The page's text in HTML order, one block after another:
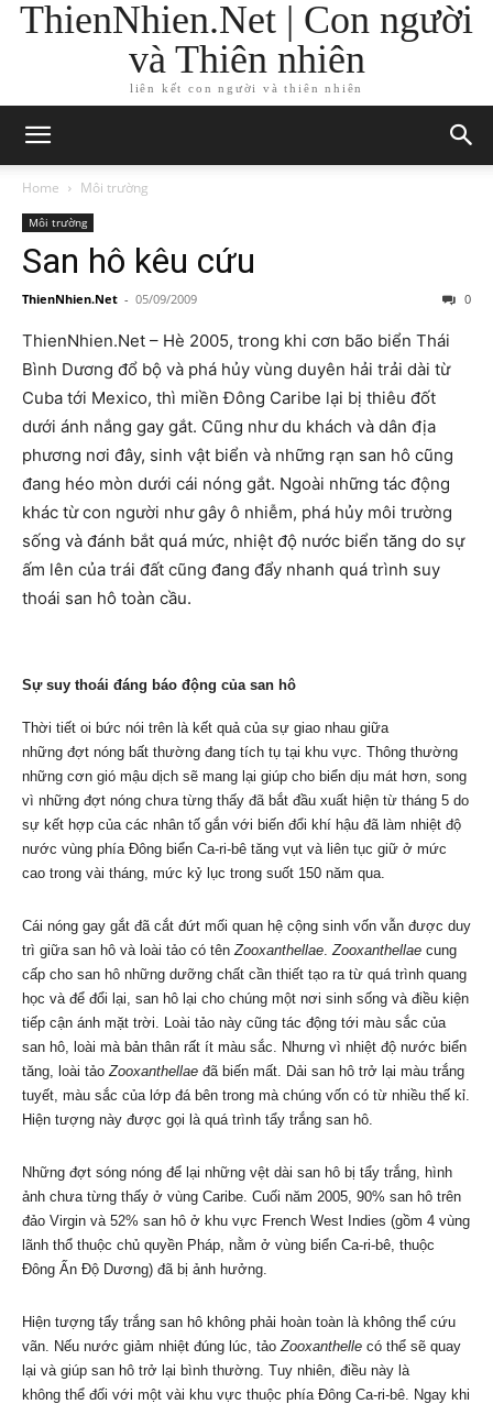
ThienNhien.Net | Con người
và Thiên nhiên
liên kết con người và thiên nhiên
Home Môi trường
Môi trường
San hô kêu cứu
ThienNhien.Net - 05/09/2009 0
ThienNhien.Net – Hè 2005, trong khi cơn bão biển Thái
Bình Dương đổ bộ và phá hủy vùng duyên hải trải dài từ
Cuba tới Mexico, thì miền Đông Caribe lại bị thiêu đốt
dưới ánh nắng gay gắt. Cũng như du khách và dân địa
phương nơi đây, sinh vật biển và những rạn san hô cũng
đang héo mòn dưới cái nóng gắt. Ngoài những tác động
khác từ con người như gây ô nhiễm, phá hủy môi trường
sống và đánh bắt quá mức, nhiệt độ nước biển tăng do sự
ấm lên của trái đất cũng đang đẩy nhanh quá trình suy
thoái san hô toàn cầu.
Sự suy thoái đáng báo động của san hô
Thời tiết oi bức nói trên là kết quả của sự giao nhau giữa
những đợt nóng bất thường đang tích tụ tại khu vực. Thông thường
những cơn gió mậu dịch sẽ mang lại giúp cho biển dịu mát hơn, song
vì những đợt nóng chưa từng thấy đã bắt đầu xuất hiện từ tháng 5 do
sự kết hợp của các nhân tố gắn với biến đổi khí hậu đã làm nhiệt độ
nước vùng phía Đông biển Ca-ri-bê tăng vụt và liên tục giữ ở mức
cao trong vài tháng, mức kỷ lục trong suốt 150 năm qua.
Cái nóng gay gắt đã cắt đứt mối quan hệ cộng sinh vốn vẫn được duy
trì giữa san hô và loài tảo có tên Zooxanthellae.Zooxanthellae cung
cấp cho san hô những dưỡng chất cần thiết tạo ra từ quá trình quang
học và để đổi lại, san hô lại cho chúng một nơi sinh sống và điều kiện
tiếp cận ánh mặt trời. Loài tảo này cũng tác động tới màu sắc của
san hô, loài mà bản thân rất ít màu sắc. Nhưng vì nhiệt độ nước biển
tăng, loài tảoZooxanthellae đã biến mất. Dải san hô trở lại màu trắng
tuyết, màu sắc của lớp đá bên trong mà chúng vốn có từ nhiều thế kỉ.
Hiện tượng này được gọi là quá trình tẩy trắng san hô.
Những đợt sóng nóng để lại những vệt dài san hô bị tẩy trắng, hình
ảnh chưa từng thấy ở vùng Caribe. Cuối năm 2005, 90% san hô trên
đảo Virgin và 52% san hô ở khu vực French West Indies (gồm 4 vùng
lãnh thổ thuộc chủ quyền Pháp, nằm ở vùng biển Ca-ri-bê, thuộc
Đông Ấn Độ Dương) đã bị ảnh hưởng.
Hiện tượng tẩy trắng san hô không phải hoàn toàn là không thể cứu
vãn. Nếu nước giảm nhiệt đúng lúc, tảo Zooxanthelle có thể sẽ quay
lại và giúp san hô trở lại bình thường. Tuy nhiên, điều này là
không thể đối với một vài khu vực thuộc phía Đông Ca-ri-bê. Ngay khi